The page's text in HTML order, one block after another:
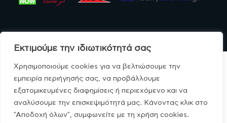
Εκτιμούμε την ιδιωτικότητά σας
Χρησιμοποιούμε cookies για να βελτιώσουμε την
εμπειρία περιήγησής σας, να προβάλλουμε
εξατομικευμένες διαφημίσεις ή περιεχόμενο και να
αναλύσουμε την επισκεψιμότητά μας. Κάνοντας κλικ στο
"Αποδοχή όλων", συμφωνείτε με τη χρήση cookies.
© MonoBio.gr 2020-2026.